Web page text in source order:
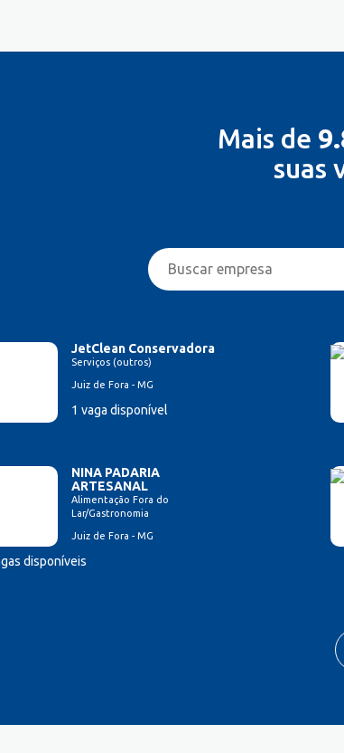
Mais de
suas
JetClean Conservadora
Serviços (outros)
Juiz de Fora - MG
1 vaga disponível
NINA PADARIA
ARTESANAL
Alimentação Fora do
Lar/Gastronomia
Juiz de Fora - MG
disponíveis